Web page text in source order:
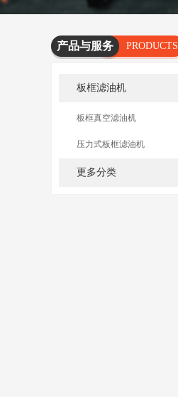
产品与服务
PRODUCTS
板框滤油机
板框真空滤油机
压力式板框滤油机
更多分类